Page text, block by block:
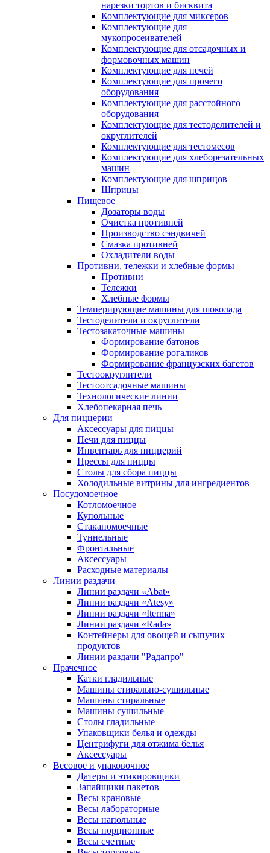
нарезки тортов и бисквита
Комплектующие для миксеров
Комплектующие для
мукопросеивателей
Комплектующие для отсадочных и
формовочных машин
Комплектующие для печей
Комплектующие для прочего
оборудования
Комплектующие для расстойного
оборудования
Комплектующие для тестоделителей и
округлителей
Комплектующие для тестомесов
Комплектующие для хлеборезательных
машин
Комплектующие для шприцов
Шприцы
Пищевое
Дозаторы воды
Очистка противней
Производство сэндвичей
Смазка противней
Охладители воды
Противни, тележки и хлебные формы
Противни
Тележки
Хлебные формы
Темперирующие машины для шоколада
Тестоделители и округлители
Тестозакаточные машины
Формирование батонов
Формирование рогаликов
Формирование французских багетов
Тестоокруглители
Тестоотсадочные машины
Технологические линии
Хлебопекарная печь
Для пиццерии
Аксессуары для пиццы
Печи для пиццы
Инвентарь для пиццерий
Прессы для пиццы
Столы для сбора пиццы
Холодильные витрины для ингредиентов
Посудомоечное
Котломоечное
Купольные
Стаканомоечные
Туннельные
Фронтальные
Аксессуары
Расходные материалы
Линии раздачи
Линии раздачи «Abat»
Линии раздачи «Atesy»
Линии раздачи «Iterma»
Линии раздачи «Rada»
Контейнеры для овощей и сыпучих
продуктов
Линии раздачи "Радапро"
Прачечное
Катки гладильные
Машины стирально-сушильные
Машины стиральные
Машины сушильные
Столы гладильные
Упаковщики белья и одежды
Центрифуги для отжима белья
Аксессуары
Весовое и упаковочное
Датеры и этикировщики
Запайщики пакетов
Весы крановые
Весы лабораторные
Весы напольные
Весы порционные
Весы счетные